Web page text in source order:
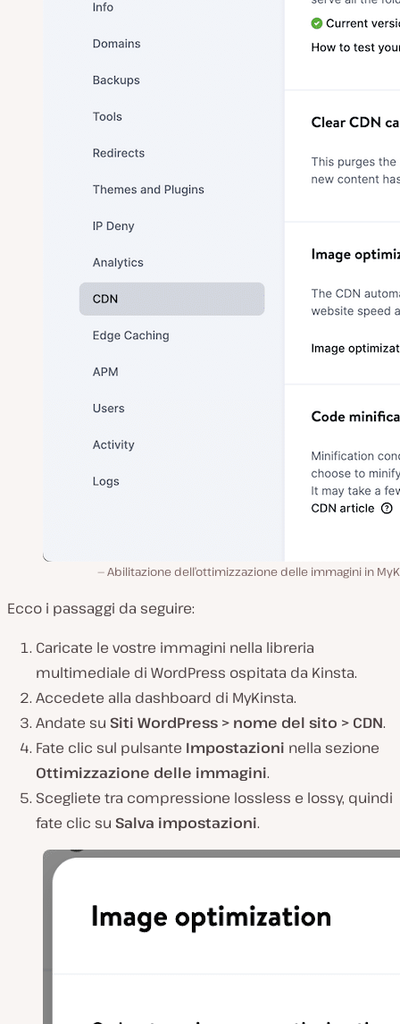
Abilitazione dell’ottimizzazione delle immagini in
Ecco i passaggi da seguire:
Caricate le vostre immagini nella libreria
multimediale di WordPress ospitata da Kinsta.
Accedete alla dashboard di MyKinsta.
Andate su Siti WordPress > nome del sito > CDN.
Fate clic sul pulsante Impostazioni nella sezione
Ottimizzazione delle immagini.
Scegliete tra compressione lossless e lossy, quindi
fate clic su Salva impostazioni.